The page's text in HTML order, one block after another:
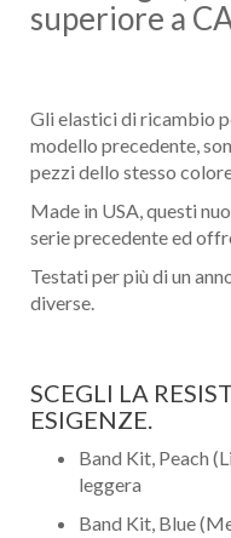
superiore a
Gli elastici di ricambio
modello precedente,
pezzi dello stesso
Made in USA, questi
serie precedente ed
Testati per più di un
diverse.
SCEGLI LA
ESIGENZE.
Band Kit, Peach
leggera
Band Kit, Blue